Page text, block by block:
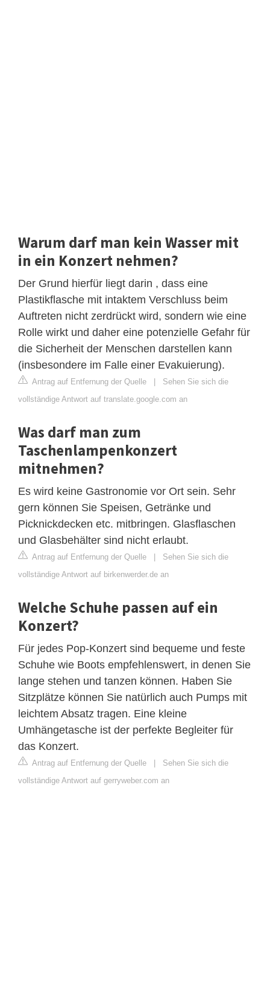
Warum darf man kein Wasser mit
in ein Konzert nehmen?
Der Grund hierfür liegt darin , dass eine
Plastikflasche mit intaktem Verschluss beim
Auftreten nicht zerdrückt wird, sondern wie eine
Rolle wirkt und daher eine potenzielle Gefahr für
die Sicherheit der Menschen darstellen kann
(insbesondere im Falle einer Evakuierung).
Antrag auf Entfernung der Quelle | Sehen Sie sich die
vollständige Antwort auf translate.google.com an
Was darf man zum
Taschenlampenkonzert
mitnehmen?
Es wird keine Gastronomie vor Ort sein. Sehr
gern können Sie Speisen, Getränke und
Picknickdecken etc. mitbringen. Glasflaschen
und Glasbehälter sind nicht erlaubt.
Antrag auf Entfernung der Quelle | Sehen Sie sich die
vollständige Antwort auf birkenwerder.de an
Welche Schuhe passen auf ein
Konzert?
Für jedes Pop-Konzert sind bequeme und feste
Schuhe wie Boots empfehlenswert, in denen Sie
lange stehen und tanzen können. Haben Sie
Sitzplätze können Sie natürlich auch Pumps mit
leichtem Absatz tragen. Eine kleine
Umhängetasche ist der perfekte Begleiter für
das Konzert.
Antrag auf Entfernung der Quelle | Sehen Sie sich die
vollständige Antwort auf gerryweber.com an